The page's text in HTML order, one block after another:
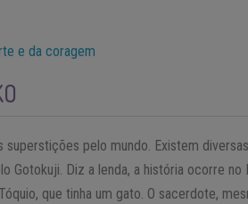
e da coragem
pelo mundo. Existem
Gotokuji. Diz a lenda, a história ocorre no
que tinha um gato. O sacerdote,